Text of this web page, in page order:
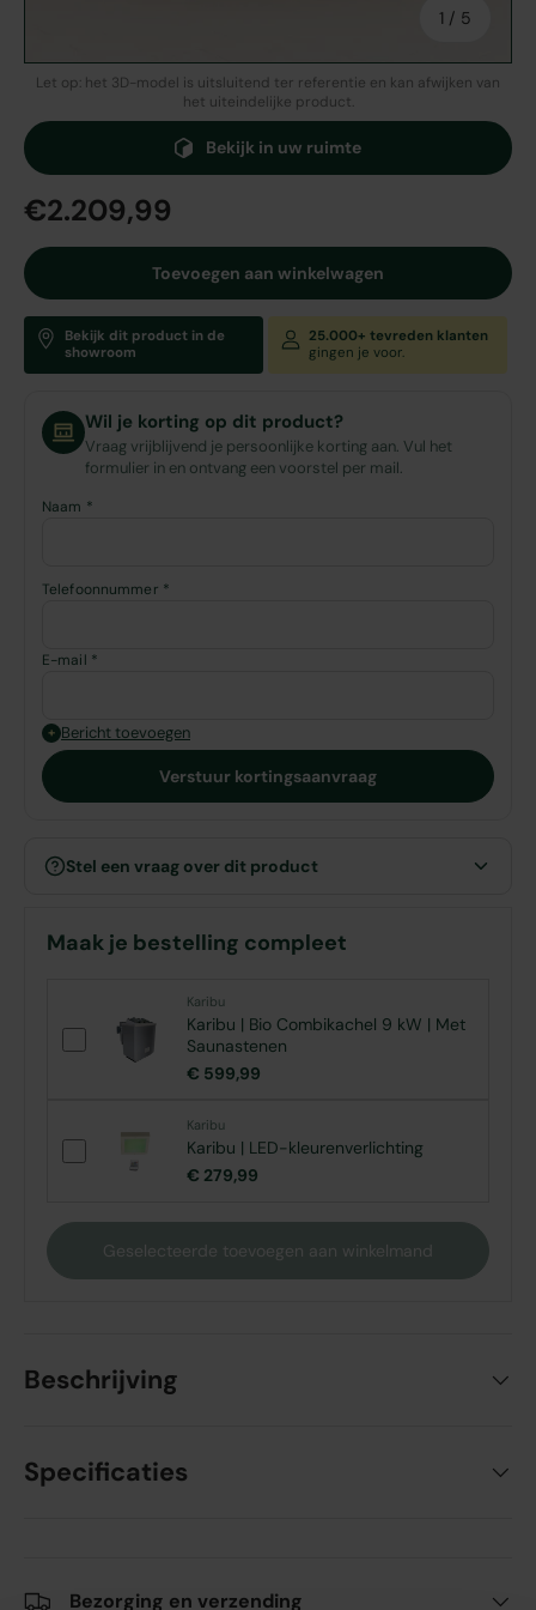
1 / van
5
Let op: het 3D-model is uitsluitend ter referentie en kan afwijken van
het uiteindelijke product.
Bekijk in uw ruimte
€2.209,99
Toevoegen aan winkelwagen
Bekijk dit product in de
showroom
25.000+ tevreden klanten
gingen je voor.
Wil je korting op dit product?
Vraag vrijblijvend je persoonlijke korting aan. Vul het
formulier in en ontvang een voorstel per mail.
Naam *
Telefoonnummer *
E-mail *
+ Bericht toevoegen
Verstuur kortingsaanvraag
Stel een vraag over dit product
Maak je bestelling compleet
Karibu
Karibu | Bio Combikachel 9 kW | Met
Saunastenen
€ 599,99
Karibu
Karibu | LED-kleurenverlichting
€ 279,99
Geselecteerde toevoegen aan winkelmand
Beschrijving
Specificaties
Bezorging en verzending